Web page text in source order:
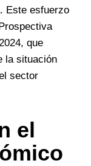
Este esfuerzo
que
la situación
sector
el